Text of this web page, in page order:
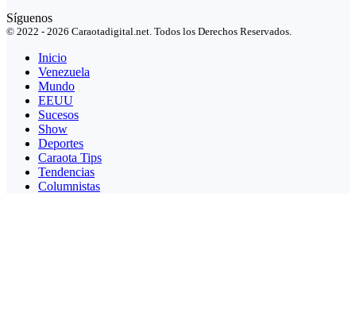
Síguenos
© 2022 - 2026 Caraotadigital.net. Todos los Derechos Reservados.
Inicio
Venezuela
Mundo
EEUU
Sucesos
Show
Deportes
Caraota Tips
Tendencias
Columnistas